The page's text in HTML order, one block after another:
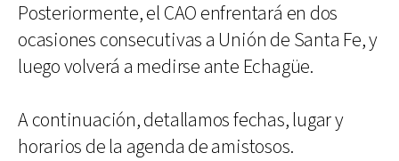
Posteriormente, el CAO enfrentará en dos
ocasiones consecutivas a Unión de Santa Fe, y
luego volverá a medirse ante Echagüe.
A continuación, detallamos fechas, lugar y
horarios de la agenda de amistosos.